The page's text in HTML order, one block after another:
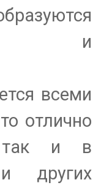
и
всеми
отлично
и в
и других